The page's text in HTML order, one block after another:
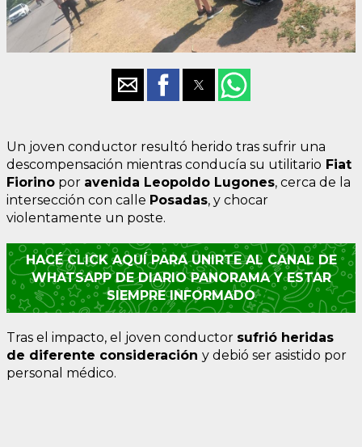
Un joven conductor resultó herido tras sufrir una
descompensación mientras conducía su utilitario Fiat
Fiorino por avenida Leopoldo Lugones, cerca de la
intersección con calle Posadas, y chocar
violentamente un poste.
HACÉ CLICK AQUÍ PARA UNIRTE AL CANAL DE
WHATSAPP DE DIARIO PANORAMA Y ESTAR
SIEMPRE INFORMADO
Tras el impacto, el joven conductor sufrió heridas
de diferente consideración y debió ser asistido por
personal médico.